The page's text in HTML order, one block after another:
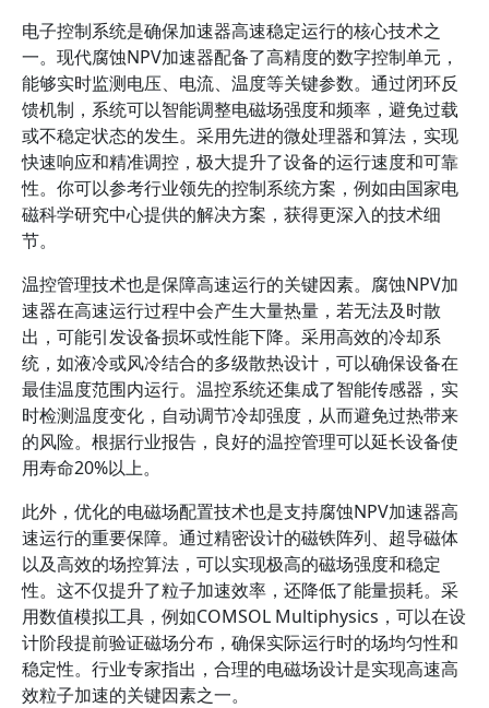
电子控制系统是确保加速器高速稳定运行的核心技术之
一。现代腐蚀NPV加速器配备了高精度的数字控制单元，
能够实时监测电压、电流、温度等关键参数。通过闭环反
馈机制，系统可以智能调整电磁场强度和频率，避免过载
或不稳定状态的发生。采用先进的微处理器和算法，实现
快速响应和精准调控，极大提升了设备的运行速度和可靠
性。你可以参考行业领先的控制系统方案，例如由国家电
磁科学研究中心提供的解决方案，获得更深入的技术细
节。
温控管理技术也是保障高速运行的关键因素。腐蚀NPV加
速器在高速运行过程中会产生大量热量，若无法及时散
出，可能引发设备损坏或性能下降。采用高效的冷却系
统，如液冷或风冷结合的多级散热设计，可以确保设备在
最佳温度范围内运行。温控系统还集成了智能传感器，实
时检测温度变化，自动调节冷却强度，从而避免过热带来
的风险。根据行业报告，良好的温控管理可以延长设备使
用寿命20%以上。
此外，优化的电磁场配置技术也是支持腐蚀NPV加速器高
速运行的重要保障。通过精密设计的磁铁阵列、超导磁体
以及高效的场控算法，可以实现极高的磁场强度和稳定
性。这不仅提升了粒子加速效率，还降低了能量损耗。采
用数值模拟工具，例如COMSOL Multiphysics，可以在设
计阶段提前验证磁场分布，确保实际运行时的场均匀性和
稳定性。行业专家指出，合理的电磁场设计是实现高速高
效粒子加速的关键因素之一。